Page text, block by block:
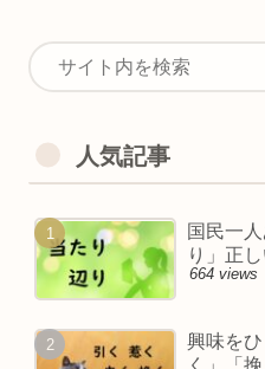
人気記事
国民一
り」正
664 views
興味を
く」「